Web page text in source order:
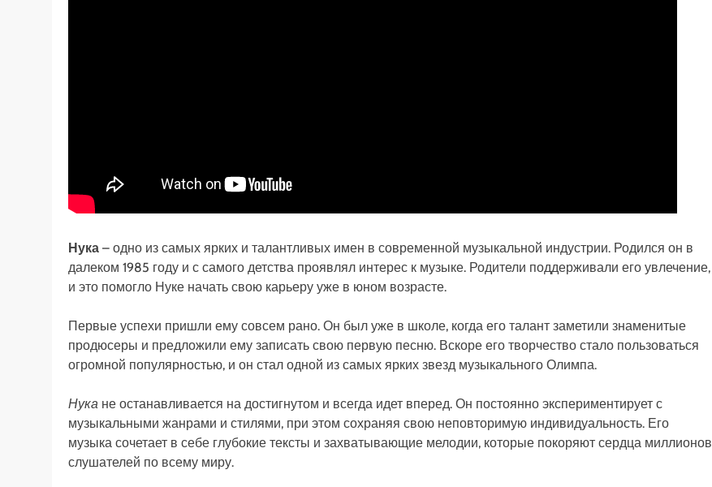
Нука – одно из самых ярких и талантливых имен в современной музыкальной индустрии. Родился он в
далеком 1985 году и с самого детства проявлял интерес к музыке. Родители поддерживали его увлечение,
и это помогло Нуке начать свою карьеру уже в юном возрасте.
Первые успехи пришли ему совсем рано. Он был уже в школе, когда его талант заметили знаменитые
продюсеры и предложили ему записать свою первую песню. Вскоре его творчество стало пользоваться
огромной популярностью, и он стал одной из самых ярких звезд музыкального Олимпа.
Нука не останавливается на достигнутом и всегда идет вперед. Он постоянно экспериментирует с
музыкальными жанрами и стилями, при этом сохраняя свою неповторимую индивидуальность. Его
музыка сочетает в себе глубокие тексты и захватывающие мелодии, которые покоряют сердца миллионов
слушателей по всему миру.